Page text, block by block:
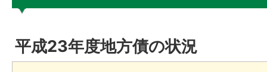
平成23年度地方債の状況